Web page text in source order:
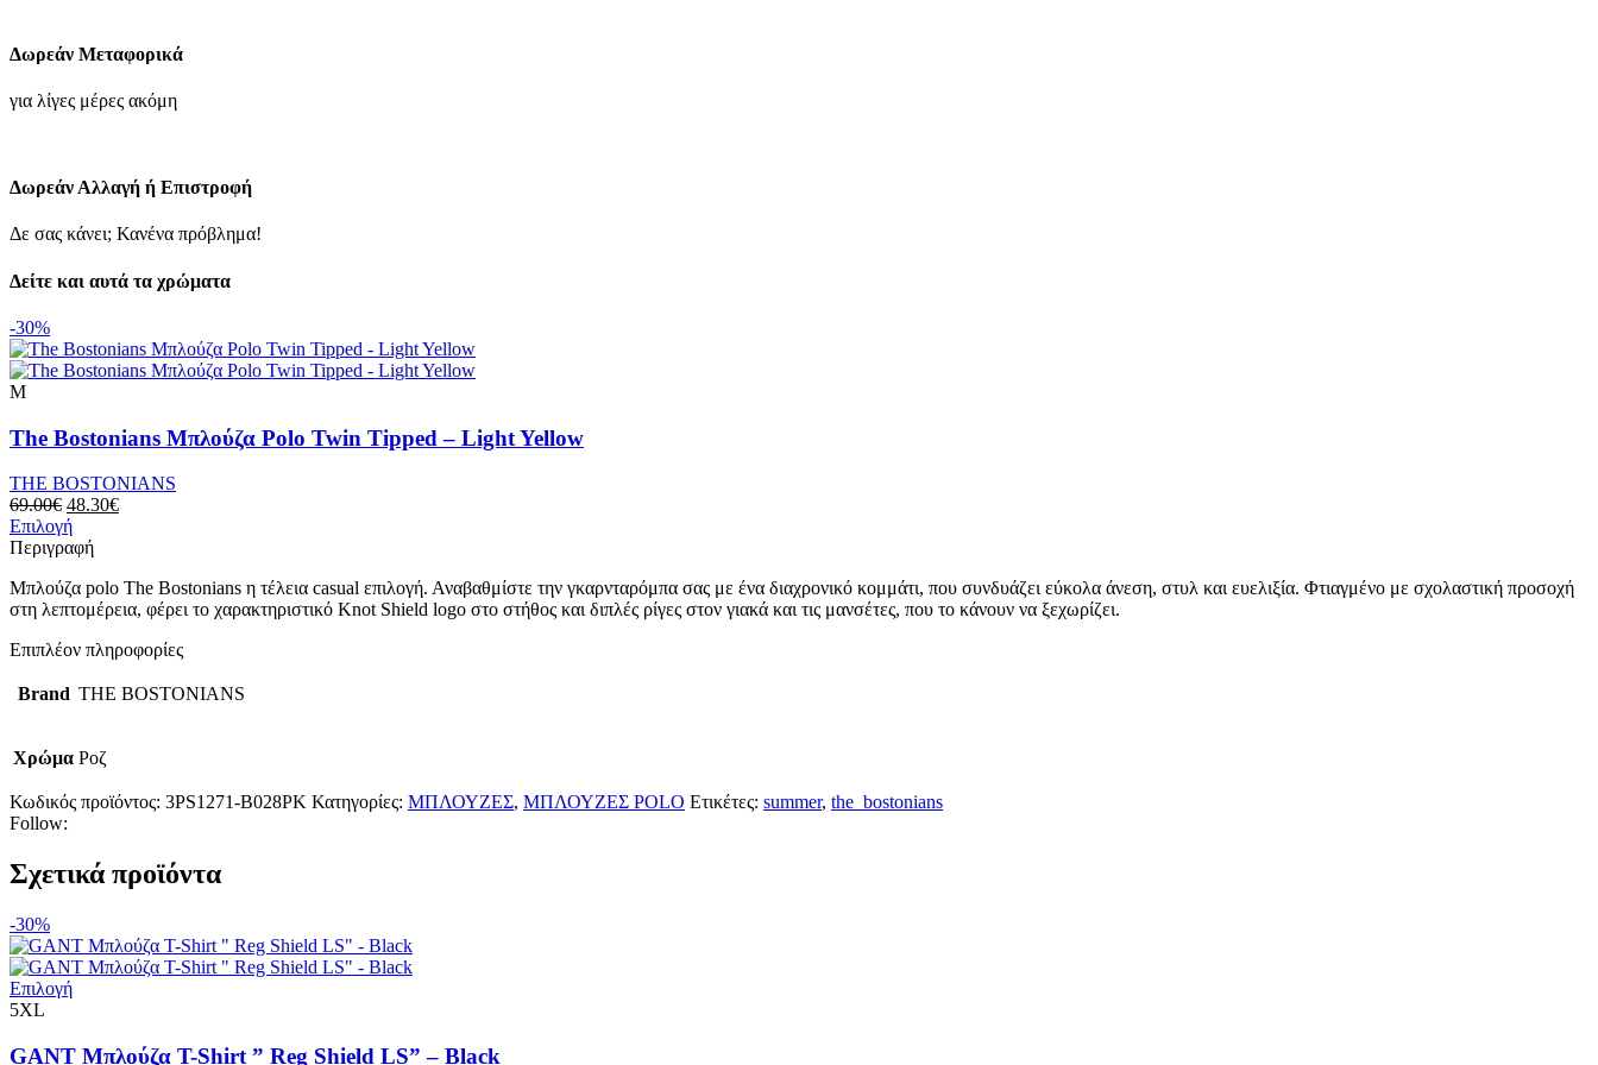
Twin
Tipped
Pink
Δωρεάν Μεταφορικά
για λίγες μέρες ακόμη
Δωρεάν Αλλαγή ή Επιστροφή
Δε σας κάνει; Κανένα πρόβλημα!
Δείτε και αυτά τα χρώματα
-30%
M
The Bostonians Μπλούζα Polo Twin Tipped – Light Yellow
THE BOSTONIANS
69.00€ Original
price
was:
48.30€Η
48.30€.
ΕπιλογήΑυτό
το
έχει
πολλαπλές
Οι
μπορούν
στη
του
Περιγραφή
Μπλούζα polo The Bostonians η τέλεια casual επιλογή. Αναβαθμίστε την γκαρνταρόμπα σας με ένα διαχρονικό κομμάτι, που συνδυάζει εύκολα άνεση, στυλ και ευελιξία. Φτιαγμένο με σχολαστική προσοχή
στη λεπτομέρεια, φέρει το χαρακτηριστικό Knot Shield logo στο στήθος και διπλές ρίγες στον γιακά και τις μανσέτες, που το κάνουν να ξεχωρίζει.
Επιπλέον πληροφορίες
Brand THE BOSTONIANS
Χρώμα Ροζ
Κωδικός προϊόντος: 3PS1271-B028PK Κατηγορίες: ΜΠΛΟΥΖΕΣ, ΜΠΛΟΥΖΕΣ POLO Ετικέτες: summer, the_bostonians
Follow:
Σχετικά προϊόντα
-30%
ΕπιλογήΑυτό
έχει
5XL
GANT Μπλούζα T-Shirt ” Reg Shield LS” – Black